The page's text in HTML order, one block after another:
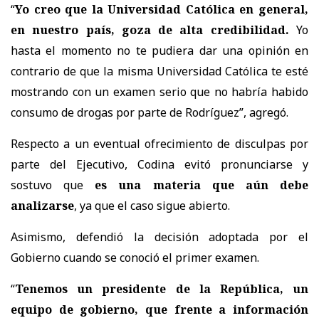
“Yo creo que la Universidad Católica en general,
en nuestro país, goza de alta credibilidad. Yo
hasta el momento no te pudiera dar una opinión en
contrario de que la misma Universidad Católica te esté
mostrando con un examen serio que no habría habido
consumo de drogas por parte de Rodríguez”, agregó.
Respecto a un eventual ofrecimiento de disculpas por
parte del Ejecutivo, Codina evitó pronunciarse y
sostuvo que es una materia que aún debe
analizarse, ya que el caso sigue abierto.
Asimismo, defendió la decisión adoptada por el
Gobierno cuando se conoció el primer examen.
“Tenemos un presidente de la República, un
equipo de gobierno, que frente a información